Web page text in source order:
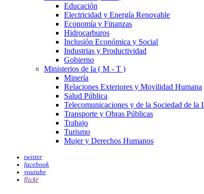
Educación
Electricidad y Energía Renovable
Economía y Finanzas
Hidrocarburos
Inclusión Económica y Social
Industrias y Productividad
Gobierno
Ministerios de la ( M - T )
Minería
Relaciones Exteriores y Movilidad Humana
Salud Pública
Telecomunicaciones y de la Sociedad de la
Transporte y Obras Públicas
Trabajo
Turismo
Mujer y Derechos Humanos
twitter
facebook
youtube
flickr